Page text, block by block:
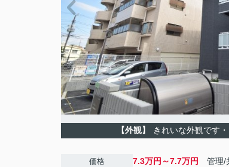
【外観】 きれいな外観です
価格 7.3万円～7.7万円 管理/